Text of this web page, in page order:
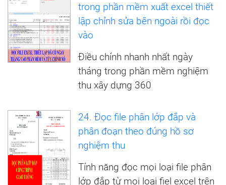
trong phần mềm xuất excel thiết
lập chỉnh sửa bên ngoài rồi đọc
vào
Điều chính nhanh nhất ngày
tháng trong phần mềm nghiệm
thu xây dựng 360
24. Đọc file phân lớp đắp và
phân đoạn theo đúng hồ sơ
nghiệm thu
Tính năng đọc mọi loại file phân
lớp đắp từ mọi loại fiel excel trên